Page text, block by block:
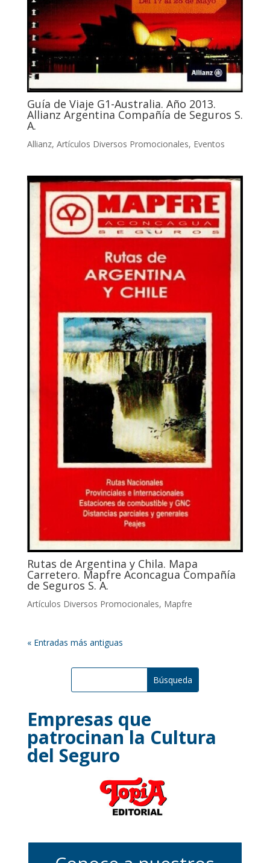
Guía de Viaje G1-Australia. Año 2013.
Allianz Argentina Compañía de Seguros S.
A.
Allianz, Artículos Diversos Promocionales, Eventos
Rutas de Argentina y Chila. Mapa
Carretero. Mapfre Aconcagua Compañía
de Seguros S. A.
Artículos Diversos Promocionales, Mapfre
« Entradas más antiguas
Empresas que
patrocinan la Cultura
del Seguro